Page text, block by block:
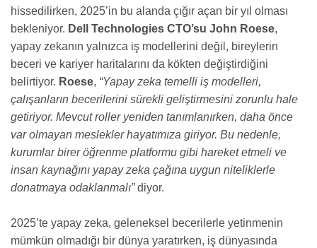
hissedilirken, 2025’in bu alanda çığır açan bir yıl olması
bekleniyor. Dell Technologies CTO’su John Roese,
yapay zekanın yalnızca iş modellerini değil, bireylerin
beceri ve kariyer haritalarını da kökten değiştirdiğini
belirtiyor. Roese, “Yapay zeka temelli iş modelleri,
çalışanların becerilerini sürekli geliştirmesini zorunlu hale
getiriyor. Mevcut roller yeniden tanımlanırken, daha önce
var olmayan meslekler hayatımıza giriyor. Bu nedenle,
kurumlar birer öğrenme platformu gibi hareket etmeli ve
insan kaynağını yapay zeka çağına uygun niteliklerle
donatmaya odaklanmalı”diyor.
2025’te yapay zeka, geleneksel becerilerle yetinmenin
mümkün olmadığı bir dünya yaratırken, iş dünyasında